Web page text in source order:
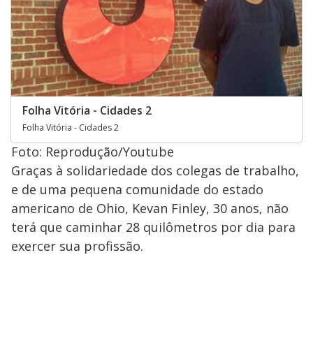
Folha Vitória - Cidades 2
Folha Vitória - Cidades 2
Foto: Reprodução/Youtube
Graças à solidariedade dos colegas de trabalho,
e de uma pequena comunidade do estado
americano de Ohio, Kevan Finley, 30 anos, não
terá que caminhar 28 quilômetros por dia para
exercer sua profissão.